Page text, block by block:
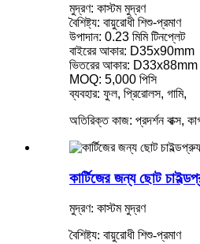
মুদ্রণ: কাস্টম মুদ্রণ
বৈশিষ্ট্য: বায়ুরোধী শিশু-প্রমাণ
উপাদান: 0.23 মিমি টিনপ্লেট
বাইরের আকার: D35x90mm
ভিতরের আকার: D33x88mm
MOQ: 5,000 পিসি
ব্যবহার: ফুল, প্রিরোলস, গামি,
অতিরিক্ত কাজ: প্রদর্শন বাক্স,
কার্টিজের জন্য ছোট
মুদ্রণ: কাস্টম মুদ্রণ
বৈশিষ্ট্য: বায়ুরোধী শিশু-প্রমাণ